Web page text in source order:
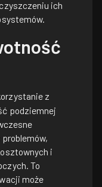
ich
z
podziemnej
i
To
może